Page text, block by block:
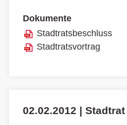
Dokumente
Stadtratsbeschluss
Stadtratsvortrag
02.02.2012 | Stadtrat